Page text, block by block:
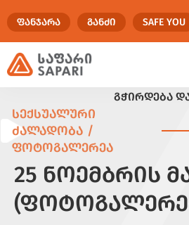
ᲤᲐᲜᲯᲐᲠᲐ ᲒᲐᲜᲫᲘ SAFE YOU
ᲒᲭᲘᲠᲓᲔᲑᲐ
ᲡᲔᲥᲡᲣᲐᲚᲣᲠᲘ
ᲫᲐᲚᲐᲓᲝᲑᲐ /
ᲤᲝᲢᲝᲒᲐᲚᲔᲠᲔᲐ
25 ᲜᲝᲔᲛᲑᲠᲘᲡ